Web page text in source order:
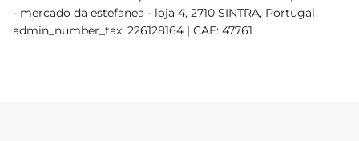
- mercado da estefanea - loja 4, 2710 SINTRA, Portugal
admin_number_tax: 226128164 | CAE: 47761